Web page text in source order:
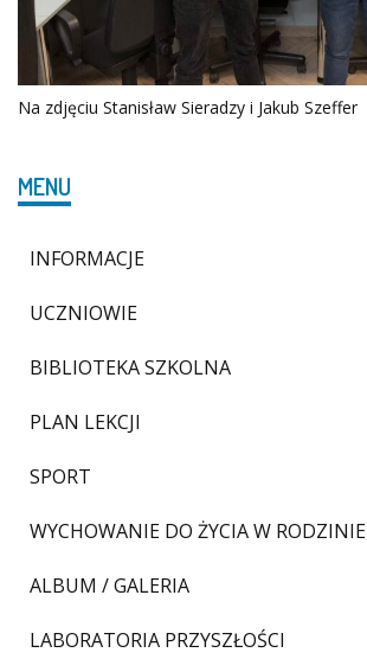
Na zdjęciu Stanisław Sieradzy i Jakub Szeffer
MENU
INFORMACJE
UCZNIOWIE
BIBLIOTEKA SZKOLNA
PLAN LEKCJI
SPORT
WYCHOWANIE DO ŻYCIA W RODZINIE
ALBUM / GALERIA
LABORATORIA PRZYSZŁOŚCI